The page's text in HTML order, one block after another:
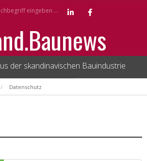
der skandinavischen Bauindustrie
Datenschutz